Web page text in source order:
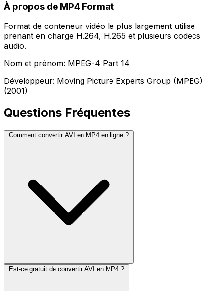
À propos de MP4 Format
Format de conteneur vidéo le plus largement utilisé
prenant en charge H.264, H.265 et plusieurs codecs
audio.
Nom et prénom: MPEG-4 Part 14
Développeur: Moving Picture Experts Group (MPEG)
(2001)
Questions Fréquentes
Comment convertir AVI en MP4 en ligne ?
Est-ce gratuit de convertir AVI en MP4 ?